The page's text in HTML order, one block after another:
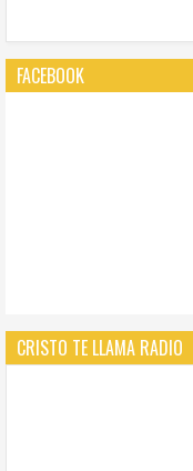
FACEBOOK
CRISTO TE LLAMA RADIO